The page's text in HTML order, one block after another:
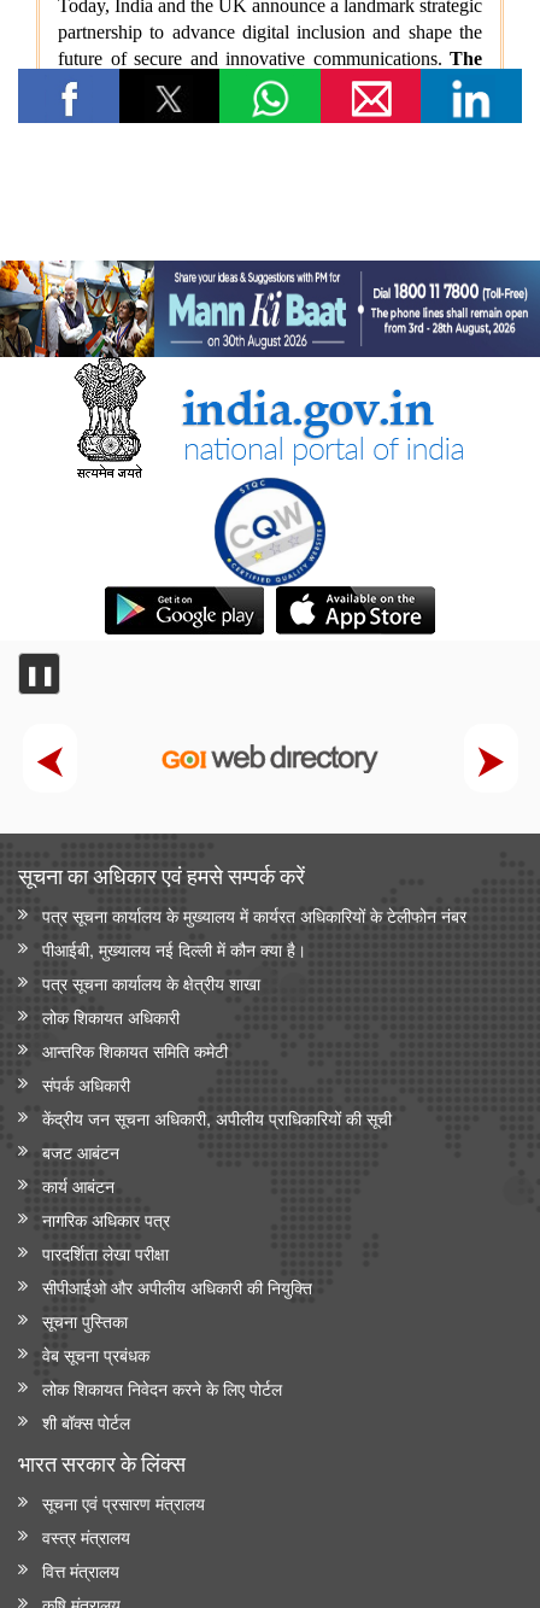
❚❚
सूचना का अधिकार एवं हमसे सम्‍पर्क करें
पत्र सूचना कार्यालय के मुख्यालय में कार्यरत अधिकारियों के टेलीफोन नंबर
पीआईबी, मुख्यालय नई दिल्ली में कौन क्या है।
पत्र सूचना कार्यालय के क्षेत्रीय शाखा
लोक शिकायत अधिकारी
आन्‍तरिक शिकायत समिति कमेटी
संपर्क अधिकारी
केंद्रीय जन सूचना अधिकारी, अपीलीय प्राधिकारियों की सूची
बजट आबंटन
कार्य आबंटन
नागरिक अधिकार पत्र
पारदर्शिता लेखा परीक्षा
सीपीआईओ और अपी‍लीय अधिकारी की नियुक्ति
सूचना पुस्तिका
वेब सूचना प्रबंधक
लोक शिकायत निवेदन करने के लिए पोर्टल
शी बॉक्स पोर्टल
भारत सरकार के लिंक्‍स
सूचना एवं प्रसारण मंत्रालय
वस्त्र मंत्रालय
वित्त मंत्रालय